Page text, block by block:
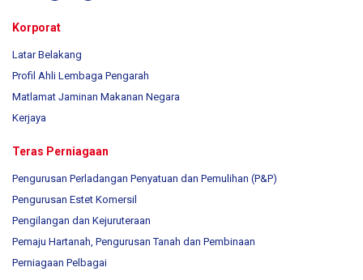
Korporat
Latar Belakang
Profil Ahli Lembaga Pengarah
Matlamat Jaminan Makanan Negara
Kerjaya
Teras Perniagaan
Pengurusan Perladangan Penyatuan dan Pemulihan (P&P)
Pengurusan Estet Komersil
Pengilangan dan Kejuruteraan
Pemaju Hartanah, Pengurusan Tanah dan Pembinaan
Perniagaan Pelbagai